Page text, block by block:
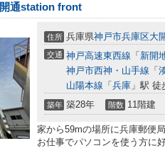
通station front
住所 兵庫県神戸市兵庫区大
交通 神戸高速東西線 「 新開
神戸市西神・山手線 「
山陽本線 「 兵庫 」駅 徒
築年 築28年 階数 11階建
家から59mの場所に兵庫郵便
お仕事でパソコンを使う方に